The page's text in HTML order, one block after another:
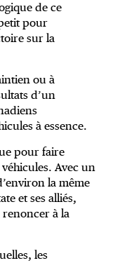
de ce
pour
sur la
ou à
d’un
à essence.
pour faire
Avec un
la même
et ses alliés,
à la
les